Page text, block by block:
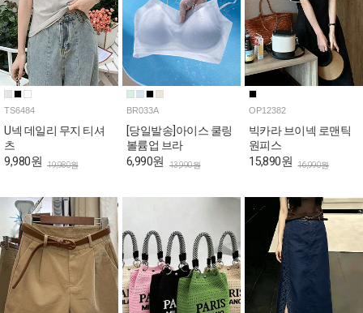
TS6484
U넥 데일리 무지 티셔
츠
9,980원 19,980원
BR033A
[당일발송]아이스 쿨링
볼륨업 브라
6,990원 13,990원
OP12382
빅카라 브이넥 로맨틱
원피스
15,890원 16,990원